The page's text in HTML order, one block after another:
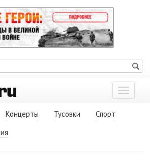
Показать
меню
Концерты Тусовки
Спорт